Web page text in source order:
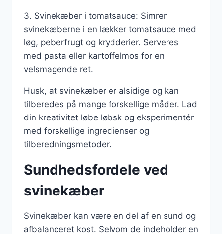
3. Svinekæber i tomatsauce: Simrer
svinekæberne i en lækker tomatsauce med
løg, peberfrugt og krydderier. Serveres
med pasta eller kartoffelmos for en
velsmagende ret.
Husk, at svinekæber er alsidige og kan
tilberedes på mange forskellige måder. Lad
din kreativitet løbe løbsk og eksperimentér
med forskellige ingredienser og
tilberedningsmetoder.
Sundhedsfordele ved
svinekæber
Svinekæber kan være en del af en sund og
afbalanceret kost. Selvom de indeholder en